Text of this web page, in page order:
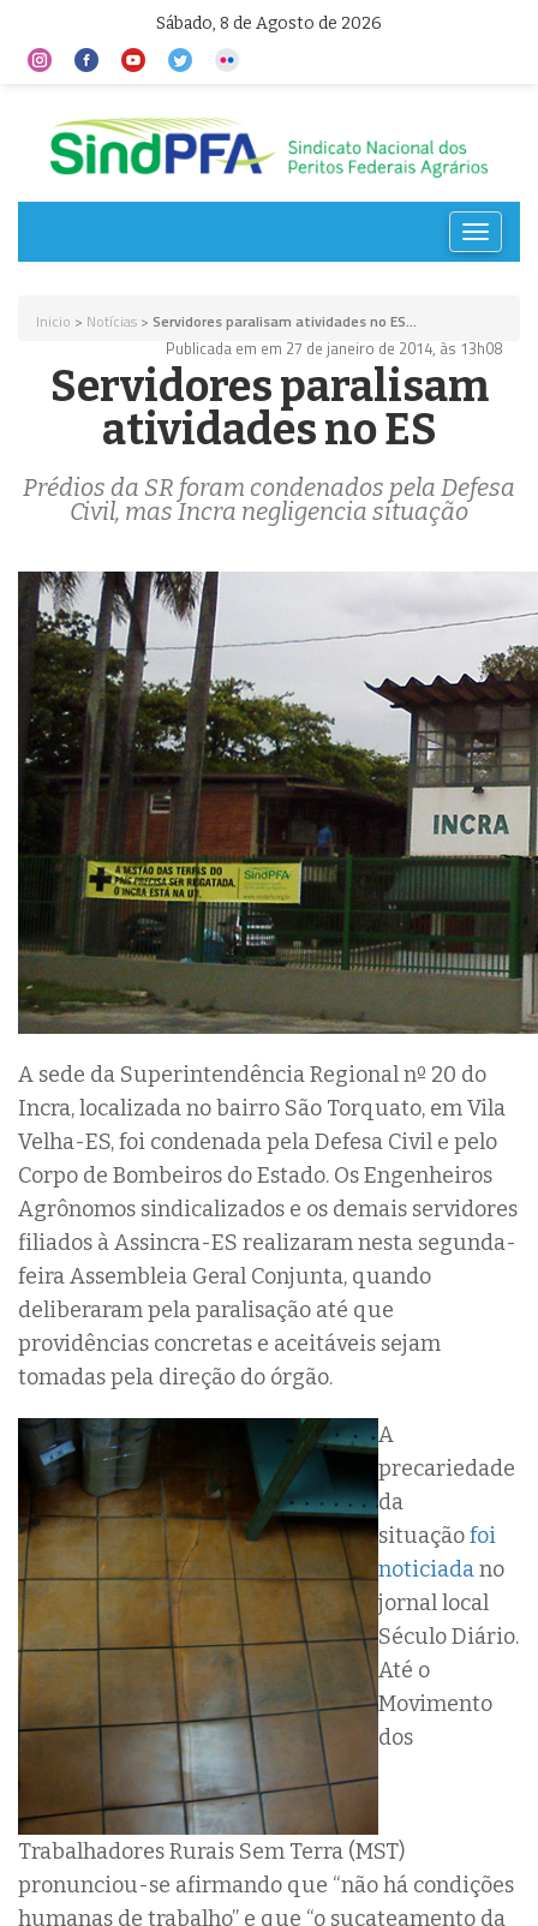
Sábado, 8 de Agosto de 2026
Toggle
Inicio > Notícias > Servidores paralisam atividades no ES...
Publicada em em 27 de janeiro de 2014, às 13h08
Servidores paralisam
atividades no ES
Prédios da SR foram condenados pela Defesa
Civil, mas Incra negligencia situação
A sede da Superintendência Regional nº 20 do
Incra, localizada no bairro São Torquato, em Vila
Velha-ES, foi condenada pela Defesa Civil e pelo
Corpo de Bombeiros do Estado. Os Engenheiros
Agrônomos sindicalizados e os demais servidores
filiados à Assincra-ES realizaram nesta segunda-
feira Assembleia Geral Conjunta, quando
deliberaram pela paralisação até que
providências concretas e aceitáveis sejam
tomadas pela direção do órgão.
A
precariedade
da
situaçãofoi
noticiadano
jornal local
Século Diário.
Até o
Movimento
dos
Trabalhadores Rurais Sem Terra (MST)
pronunciou-se afirmando que “não há condições
humanas de trabalho” e que “o sucateamento da